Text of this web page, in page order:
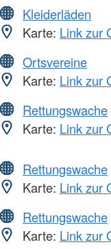
Kleiderläden
Karte: Link zur
Ortsvereine
Karte: Link zur
Rettungswache
Karte: Link zur
Rettungswache
Karte: Link zur
Rettungswache
Karte: Link zur